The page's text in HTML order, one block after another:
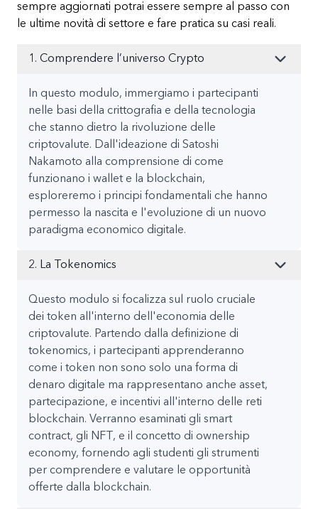
sempre aggiornati potrai essere sempre al passo con
le ultime novità di settore e fare pratica su casi reali.
1. Comprendere l’universo Crypto
In questo modulo, immergiamo i partecipanti
nelle basi della crittografia e della tecnologia
che stanno dietro la rivoluzione delle
criptovalute. Dall'ideazione di Satoshi
Nakamoto alla comprensione di come
funzionano i wallet e la blockchain,
esploreremo i principi fondamentali che hanno
permesso la nascita e l'evoluzione di un nuovo
paradigma economico digitale.
2. La Tokenomics
Questo modulo si focalizza sul ruolo cruciale
dei token all'interno dell'economia delle
criptovalute. Partendo dalla definizione di
tokenomics, i partecipanti apprenderanno
come i token non sono solo una forma di
denaro digitale ma rappresentano anche asset,
partecipazione, e incentivi all'interno delle reti
blockchain. Verranno esaminati gli smart
contract, gli NFT, e il concetto di ownership
economy, fornendo agli studenti gli strumenti
per comprendere e valutare le opportunità
offerte dalla blockchain.